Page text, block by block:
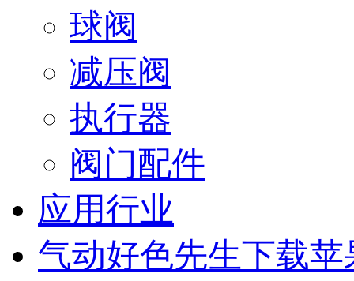
球阀
减压阀
执行器
阀门配件
应用行业
气动好色先生下载